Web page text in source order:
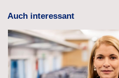
Auch interessant